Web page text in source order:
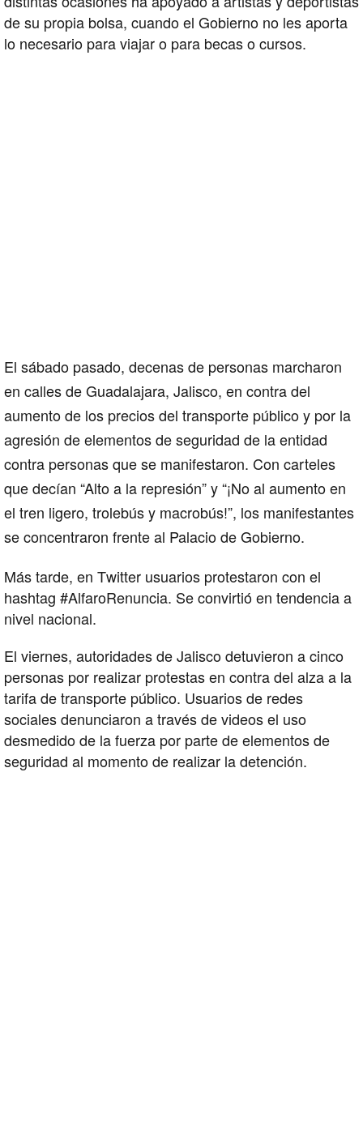
de su propia bolsa, cuando el Gobierno no les aporta
lo necesario para viajar o para becas o cursos.
El sábado pasado, decenas de personas marcharon
en calles de Guadalajara, Jalisco, en contra del
aumento de los precios del transporte público y por la
agresión de elementos de seguridad de la entidad
contra personas que se manifestaron. Con carteles
que decían “Alto a la represión” y “¡No al aumento en
el tren ligero, trolebús y macrobús!”, los manifestantes
se concentraron frente al Palacio de Gobierno.
Más tarde, en Twitter usuarios protestaron con el
hashtag #AlfaroRenuncia. Se convirtió en tendencia a
nivel nacional.
El viernes, autoridades de Jalisco detuvieron a cinco
personas por realizar protestas en contra del alza a la
tarifa de transporte público. Usuarios de redes
sociales denunciaron a través de videos el uso
desmedido de la fuerza por parte de elementos de
seguridad al momento de realizar la detención.